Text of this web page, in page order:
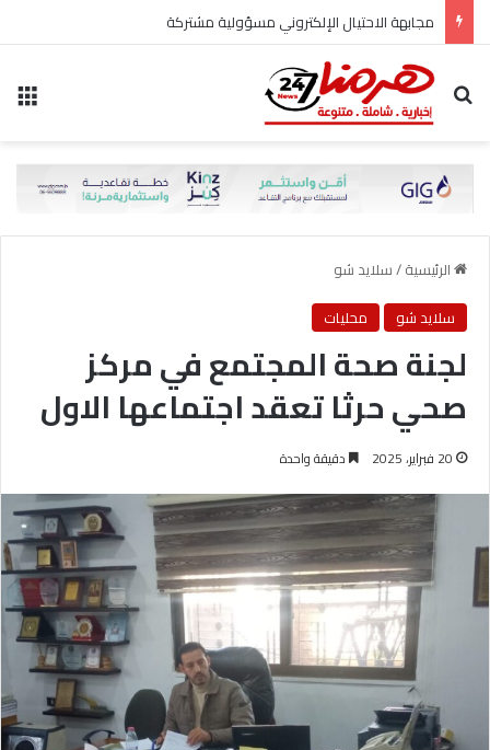
مجابهة الاحتيال الإلكتروني مسؤولية مشتركة
بحث عن
الرئيسية/سلايد شو
سلايد شو
محليات
لجنة صحة المجتمع في مركز
صحي حرثا تعقد اجتماعها الاول
20 فبراير، 2025 دقيقة واحدة